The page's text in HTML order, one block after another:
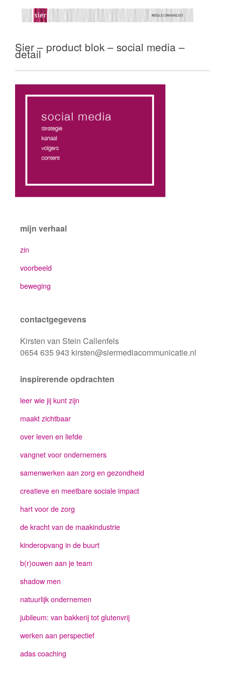
Sier – product blok – social media –
detail
mijn verhaal
zin
voorbeeld
beweging
contactgegevens
Kirsten van Stein Callenfels
0654 635 943 kirsten@siermediacommunicatie.nl
inspirerende opdrachten
leer wie jij kunt zijn
maakt zichtbaar
over leven en liefde
vangnet voor ondernemers
samenwerken aan zorg en gezondheid
creatieve en meetbare sociale impact
hart voor de zorg
de kracht van de maakindustrie
kinderopvang in de buurt
b(r)ouwen aan je team
shadow men
natuurlijk ondernemen
jubileum: van bakkerij tot glutenvrij
werken aan perspectief
adas coaching